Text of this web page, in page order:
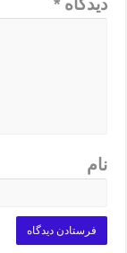
دیدگاه*
نام